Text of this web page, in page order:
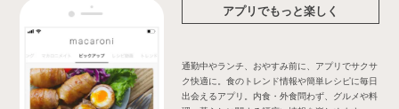
アプリでもっと楽しく
通勤中やランチ、おやすみ前に、アプリでサクサ
ク快適に。食のトレンド情報や簡単レシピに毎日
出会えるアプリ。内食・外食問わず、グルメや料